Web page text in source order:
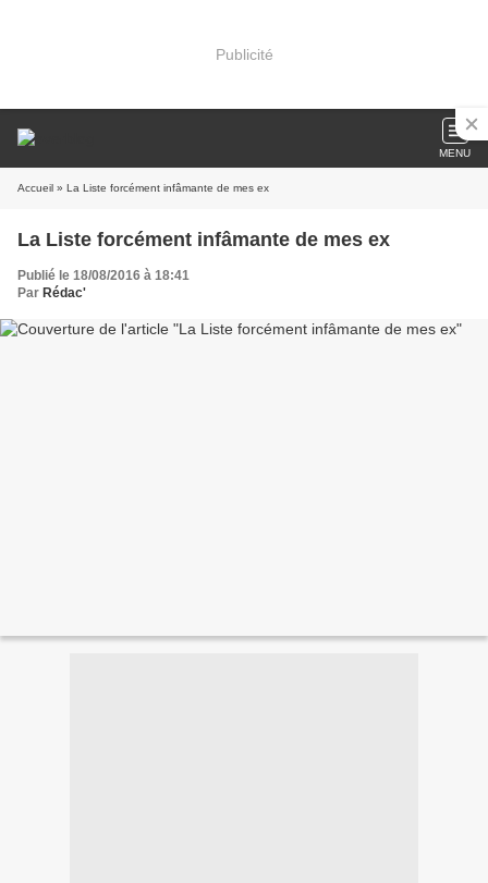
Publicité
MENU
Accueil » La Liste forcément infâmante de mes ex
La Liste forcément infâmante de mes ex
Publié le 18/08/2016 à 18:41
Par Rédac'